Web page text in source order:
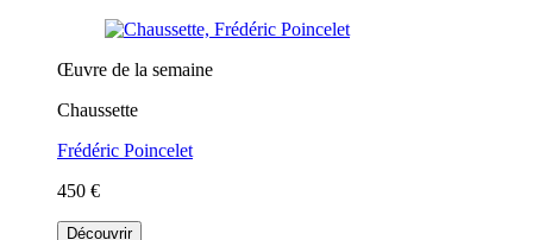
Œuvre de la semaine
Chaussette
Frédéric Poincelet
450 €
Découvrir